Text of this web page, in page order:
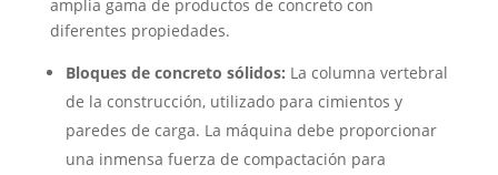
amplia gama de productos de concreto con
diferentes propiedades.
Bloques de concreto sólidos: La columna vertebral
de la construcción, utilizado para cimientos y
paredes de carga. La máquina debe proporcionar
una inmensa fuerza de compactación para